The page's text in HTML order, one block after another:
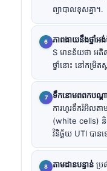
ព្យាបាលខុសគ្នា។.
ភាពងាយនឹងថ្នាំ
S មានន័យថា អតិ
ថ្នាំនោះ នៅកម្រិត
ទឹកនោមពពកបណ្
ការហូរទឹករំអិលតា
(white cells) និង
វិនិច្ឆ័យ UTI បានទ
តាមដានបន្ទាន់ ប្រ